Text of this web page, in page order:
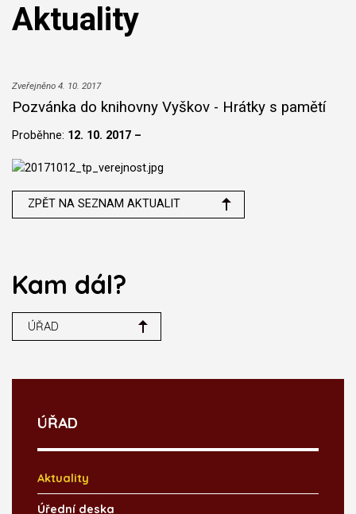
Aktuality
Zveřejněno 4. 10. 2017
Pozvánka do knihovny Vyškov - Hrátky s pamětí
Proběhne: 12. 10. 2017 –
ZPĚT NA SEZNAM AKTUALIT
Kam dál?
ÚŘAD
ÚŘAD
Aktuality
Úřední deska